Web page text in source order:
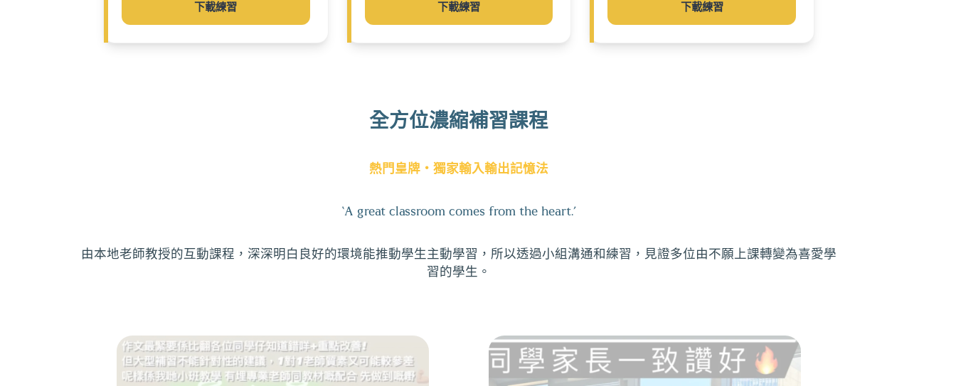
下載練習 下載練習 下載練習
全方位濃縮補習課程
熱門皇牌・獨家輸入輸出記憶法
‘A great classroom comes from the heart.’
由本地老師教授的互動課程，深深明白良好的環境能推動學生主動學習，所以透過小組溝通和練習，見證多位由不願上課轉變為喜愛學
習的學生。